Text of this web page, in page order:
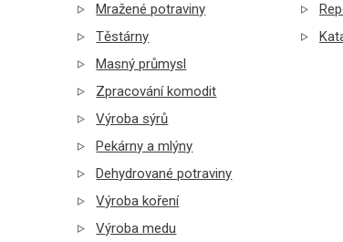
Mražené potraviny
Těstárny
Masný průmysl
Zpracování komodit
Výroba sýrů
Pekárny a mlýny
Dehydrované potraviny
Výroba koření
Výroba medu